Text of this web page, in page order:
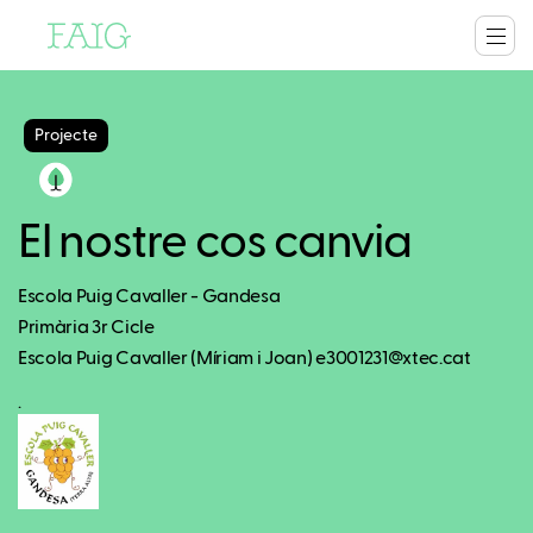
Projecte
El nostre cos canvia
Escola Puig Cavaller - Gandesa
Primària 3r Cicle
Escola Puig Cavaller (Míriam i Joan) e3001231@xtec.cat
.